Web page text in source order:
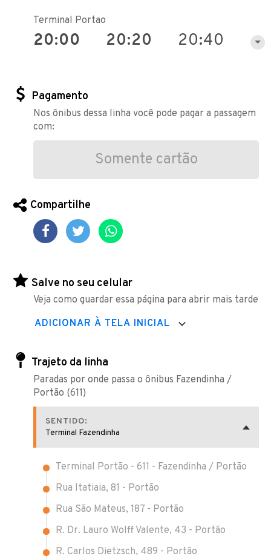
Terminal Portao
20:00 20:20 20:40
Pagamento
Nos ônibus dessa linha você pode pagar a passagem
com:
Somente cartão
Compartilhe
Salve no seu celular
Veja como guardar essa página para abrir mais tarde
ADICIONAR À TELA INICIAL
Trajeto da linha
Paradas por onde passa o ônibus Fazendinha /
Portão (611)
SENTIDO:
Terminal Fazendinha
Terminal Portão - 611 - Fazendinha / Portão
Rua Itatiaia, 81 - Portão
Rua São Mateus, 187 - Portão
R. Dr. Lauro Wolff Valente, 43 - Portão
R. Carlos Dietzsch, 489 - Portão